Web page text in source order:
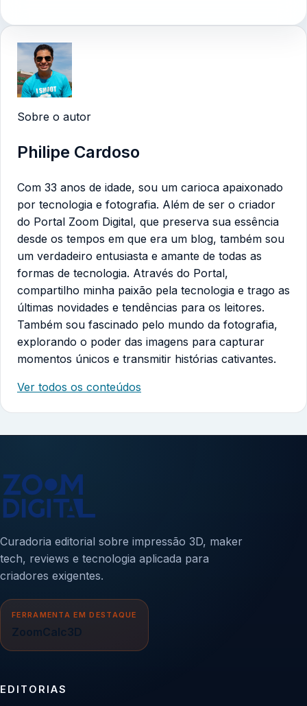
Sobre o autor
Philipe Cardoso
Com 33 anos de idade, sou um carioca apaixonado
por tecnologia e fotografia. Além de ser o criador
do Portal Zoom Digital, que preserva sua essência
desde os tempos em que era um blog, também sou
um verdadeiro entusiasta e amante de todas as
formas de tecnologia. Através do Portal,
compartilho minha paixão pela tecnologia e trago as
últimas novidades e tendências para os leitores.
Também sou fascinado pelo mundo da fotografia,
explorando o poder das imagens para capturar
momentos únicos e transmitir histórias cativantes.
Ver todos os conteúdos
Curadoria editorial sobre impressão 3D, maker
tech, reviews e tecnologia aplicada para
criadores exigentes.
FERRAMENTA EM DESTAQUE
ZoomCalc3D
EDITORIAS